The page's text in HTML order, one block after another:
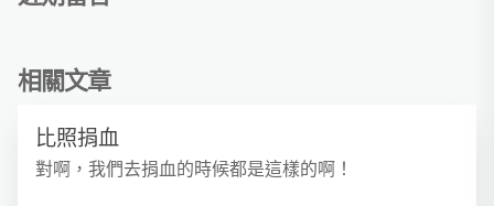
相關文章
比照捐血
對啊，我們去捐血的時候都是這樣的啊！